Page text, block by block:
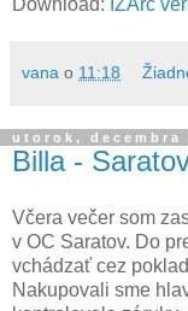
vana o 11:18
utorok, decembra
Billa -
Včera večer som
v OC Saratov. Do
vchádzať cez
Nakupovali sme